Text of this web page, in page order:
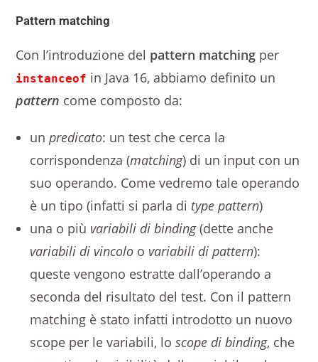
Pattern matching
Con l’introduzione del pattern matching per
instanceof in Java 16, abbiamo definito un
pattern come composto da:
unpredicato: un test che cerca la
corrispondenza (matching) di un input con un
suo operando. Come vedremo tale operando
è un tipo (infatti si parla di type pattern)
una o più variabili di binding(dette anche
variabili di vincolo o variabili di pattern):
queste vengono estratte dall’operando a
seconda del risultato del test. Con il pattern
matching è stato infatti introdotto un nuovo
scope per le variabili, loscope di binding, che